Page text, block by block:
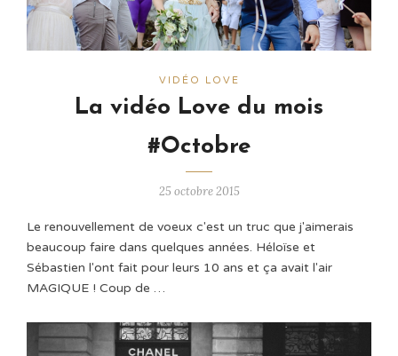
VIDÉO LOVE
La vidéo Love du mois
#Octobre
25 octobre 2015
Le renouvellement de voeux c'est un truc que j'aimerais
beaucoup faire dans quelques années. Héloïse et
Sébastien l'ont fait pour leurs 10 ans et ça avait l'air
MAGIQUE ! Coup de …